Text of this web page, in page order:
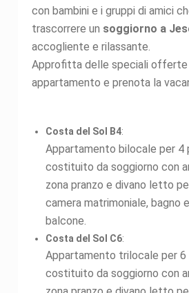
con bambini e i gruppi di amici
trascorrere un soggiorno a
accogliente e rilassante.
Approfitta delle speciali offerte
appartamento e prenota la
Costa del Sol B4:
Appartamento bilocale per 4
costituito da soggiorno con
zona pranzo e divano letto
camera matrimoniale, bagno
balcone.
Costa del Sol C6:
Appartamento trilocale per 6
costituito da soggiorno con